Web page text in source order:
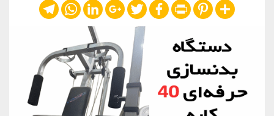
Share
Pinterest
Print
Facebook
Twitter
Google+
LinkedIn
WhatsApp
Telegram